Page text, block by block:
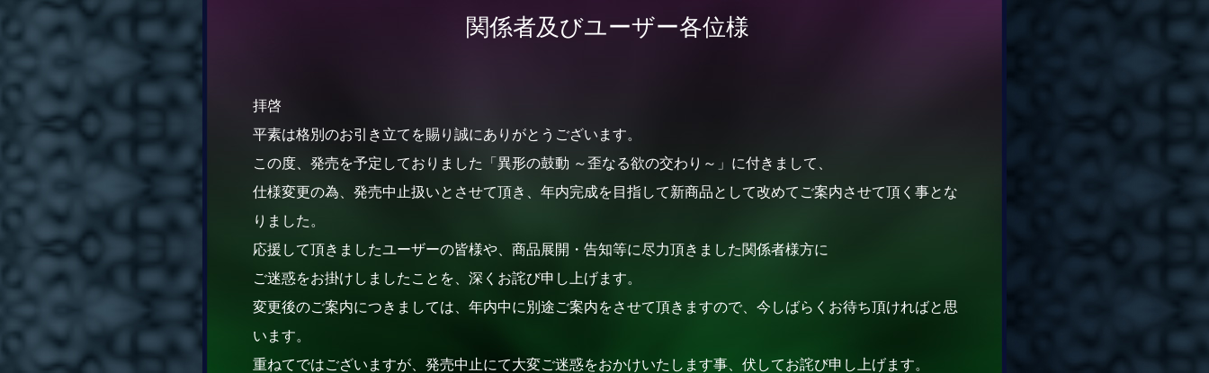
関係者及びユーザー各位様
拝啓
平素は格別のお引き立てを賜り誠にありがとうございます。
この度、発売を予定しておりました「異形の鼓動 ～歪なる欲の交わり～」に付きまして、
仕様変更の為、発売中止扱いとさせて頂き、年内完成を目指して新商品として改めてご案内させて頂く事とな
りました。
応援して頂きましたユーザーの皆様や、商品展開・告知等に尽力頂きました関係者様方に
ご迷惑をお掛けしましたことを、深くお詫び申し上げます。
変更後のご案内につきましては、年内中に別途ご案内をさせて頂きますので、今しばらくお待ち頂ければと思
います。
重ねてではございますが、発売中止にて大変ご迷惑をおかけいたします事、伏してお詫び申し上げます。